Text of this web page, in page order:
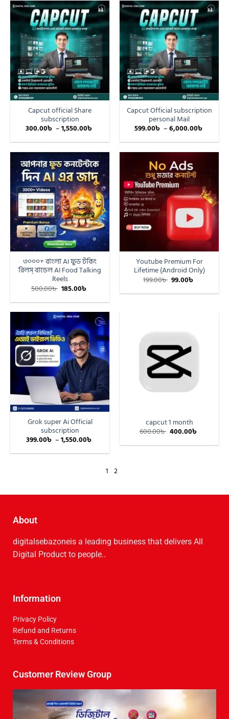
Capcut official Share
subscription
300.00৳ –1,550.00৳
Capcut Official subscription
personal Mail
599.00৳ –6,000.00৳
৩০০০+ বাংলা AI ফুড টকিং
রিলস্ বান্ডেল AI Food Talking
Reels
500.00৳ 185.00৳
Youtube Premium For
Lifetime (Android Only)
199.00৳ 99.00৳
Grok super Ai Official
subscription
399.00৳ –1,550.00৳
capcut 1 month
600.00৳ 400.00৳
1 2
About
digitalsebazoneis a leading business that delive­rs All
Digital Product to people..
Information
Privacy Policy
Refund and Returns
Terms & Conditions
Customer Review Group